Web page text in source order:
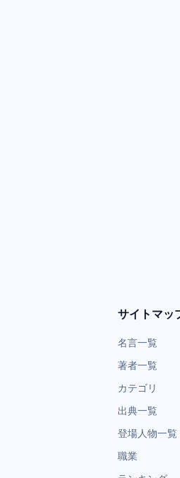
サイトマッ
名言一覧
著者一覧
カテゴリ
出典一覧
登場人物一覧
職業